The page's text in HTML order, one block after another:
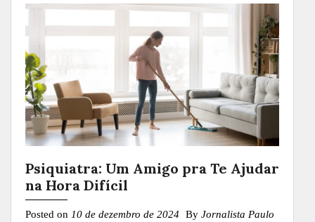
Psiquiatra: Um Amigo pra Te Ajudar
na Hora Difícil
Posted on 10 de dezembro de 2024 By Jornalista Paulo